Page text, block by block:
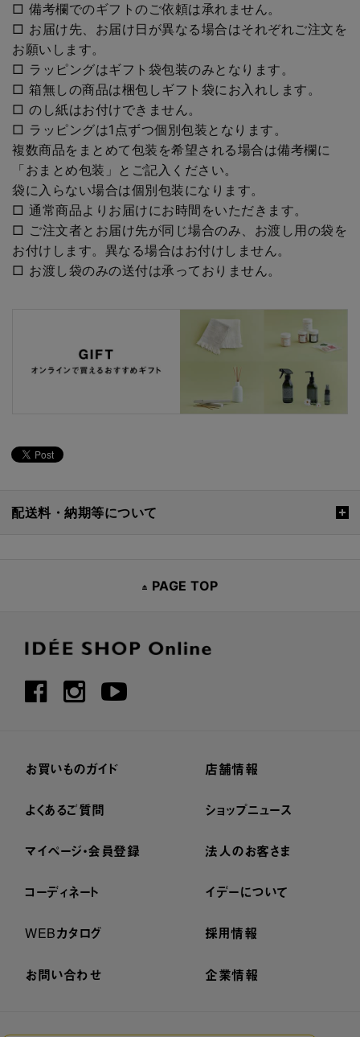
□ 備考欄でのギフトのご依頼は承れません。
□ お届け先、お届け日が異なる場合はそれぞれご注文を
お願いします。
□ ラッピングはギフト袋包装のみとなります。
□ 箱無しの商品は梱包しギフト袋にお入れします。
□ のし紙はお付けできません。
□ ラッピングは1点ずつ個別包装となります。
複数商品をまとめて包装を希望される場合は備考欄に
「おまとめ包装」とご記入ください。
袋に入らない場合は個別包装になります。
□ 通常商品よりお届けにお時間をいただきます。
□ ご注文者とお届け先が同じ場合のみ、お渡し用の袋を
お付けします。異なる場合はお付けしません。
□ お渡し袋のみの送付は承っておりません。
配送料・納期等について
PAGE TOP
お買いものガイド
よくあるご質問
マイページ・会員登録
コーディネート
WEBカタログ
お問い合わせ
店舗情報
ショップニュース
法人のお客さま
イデーについて
採用情報
企業情報